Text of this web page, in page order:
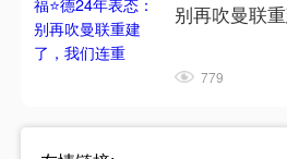
别再吹曼联
779